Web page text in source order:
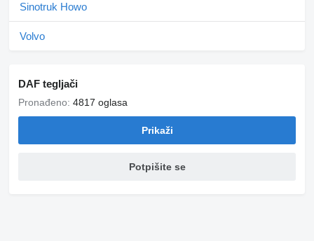
Sinotruk Howo
Volvo
DAF tegljači
Pronađeno: 4817 oglasa
Prikaži
Potpišite se